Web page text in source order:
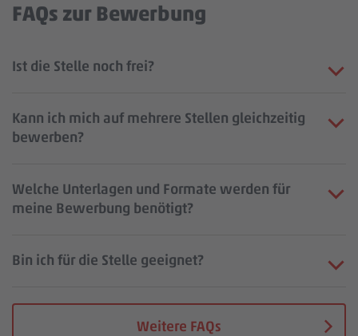
FAQs zur Bewerbung
Ist die Stelle noch frei?
Kann ich mich auf mehrere Stellen gleichzeitig
bewerben?
Welche Unterlagen und Formate werden für
meine Bewerbung benötigt?
Bin ich für die Stelle geeignet?
Weitere FAQs